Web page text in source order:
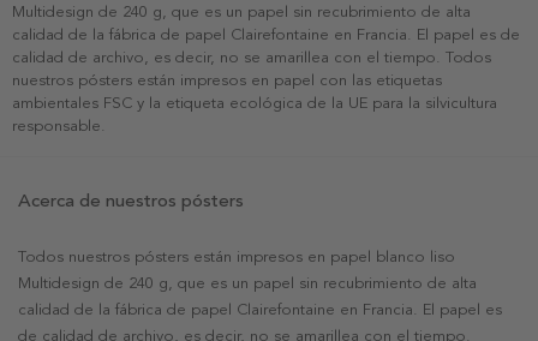
Multidesign de 240 g, que es un papel sin recubrimiento de alta
calidad de la fábrica de papel Clairefontaine en Francia. El papel es de
calidad de archivo, es decir, no se amarillea con el tiempo. Todos
nuestros pósters están impresos en papel con las etiquetas
ambientales FSC y la etiqueta ecológica de la UE para la silvicultura
responsable.
Acerca de nuestros pósters
Todos nuestros pósters están impresos en papel blanco liso
Multidesign de 240 g, que es un papel sin recubrimiento de alta
calidad de la fábrica de papel Clairefontaine en Francia. El papel es
de calidad de archivo, es decir, no se amarillea con el tiempo.